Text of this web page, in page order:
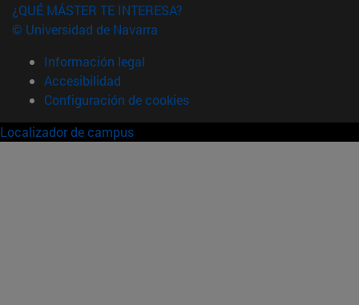
¿QUÉ MÁSTER TE INTERESA?
© Universidad de Navarra
Información legal
Accesibilidad
Configuración de cookies
Localizador de campus